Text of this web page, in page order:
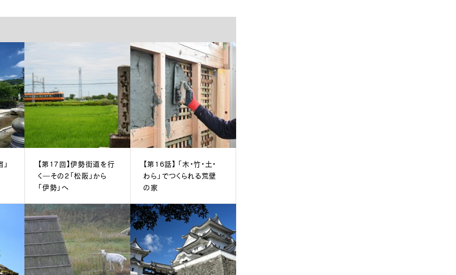
【第17回】伊勢街道を行
く―その2「松阪」から
「伊勢」へ
【第16話】 「木・竹・土・
わら」でつくられる荒壁
の家